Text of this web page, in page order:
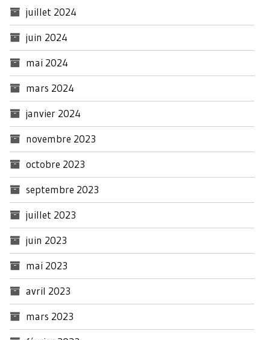
juillet 2024
juin 2024
mai 2024
mars 2024
janvier 2024
novembre 2023
octobre 2023
septembre 2023
juillet 2023
juin 2023
mai 2023
avril 2023
mars 2023